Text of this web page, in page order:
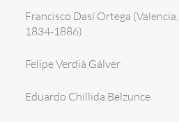
Francisco Dasí Ortega (Valencia,
1834-1886)
Felipe Verdià Gálver
Eduardo Chillida Belzunce